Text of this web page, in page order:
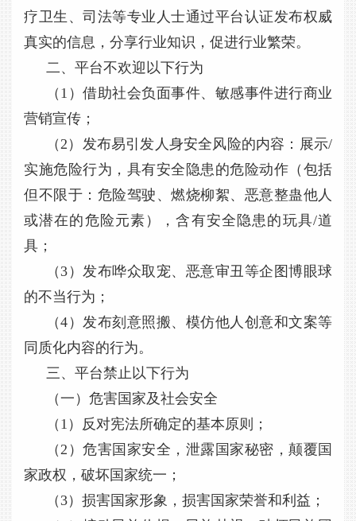
疗卫生、司法等专业人士通过平台认证发布权威
真实的信息，分享行业知识，促进行业繁荣。
二、平台不欢迎以下行为
（1）借助社会负面事件、敏感事件进行商业
营销宣传；
（2）发布易引发人身安全风险的内容：展示/
实施危险行为，具有安全隐患的危险动作（包括
但不限于：危险驾驶、燃烧柳絮、恶意整蛊他人
或潜在的危险元素），含有安全隐患的玩具/道
具；
（3）发布哗众取宠、恶意审丑等企图博眼球
的不当行为；
（4）发布刻意照搬、模仿他人创意和文案等
同质化内容的行为。
三、平台禁止以下行为
（一）危害国家及社会安全
（1）反对宪法所确定的基本原则；
（2）危害国家安全，泄露国家秘密，颠覆国
家政权，破坏国家统一；
（3）损害国家形象，损害国家荣誉和利益；